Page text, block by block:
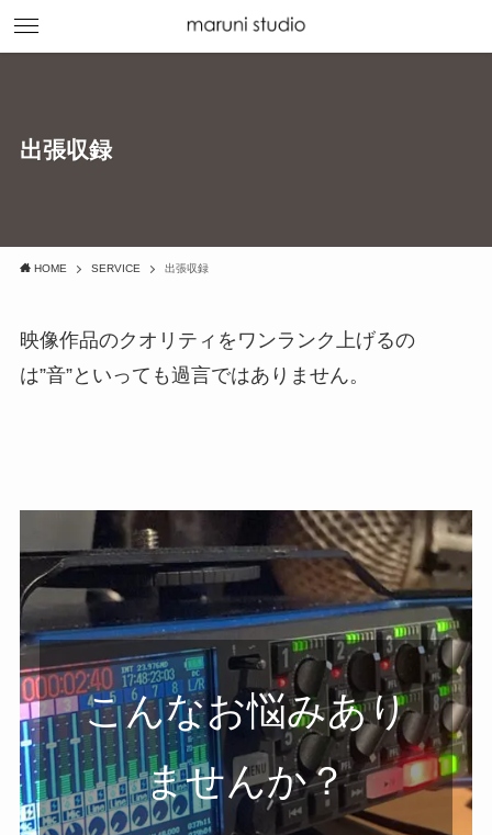
出張収録
HOME SERVICE 出張収録
映像作品のクオリティをワンランク上げるの
は”音”といっても過言ではありません。
こんなお悩みあり
ませんか？